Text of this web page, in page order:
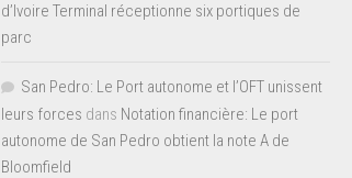
d’Ivoire Terminal réceptionne six portiques de
parc
San Pedro: Le Port autonome et l’OFT unissent
leurs forces dans Notation financière: Le port
autonome de San Pedro obtient la note A de
Bloomfield